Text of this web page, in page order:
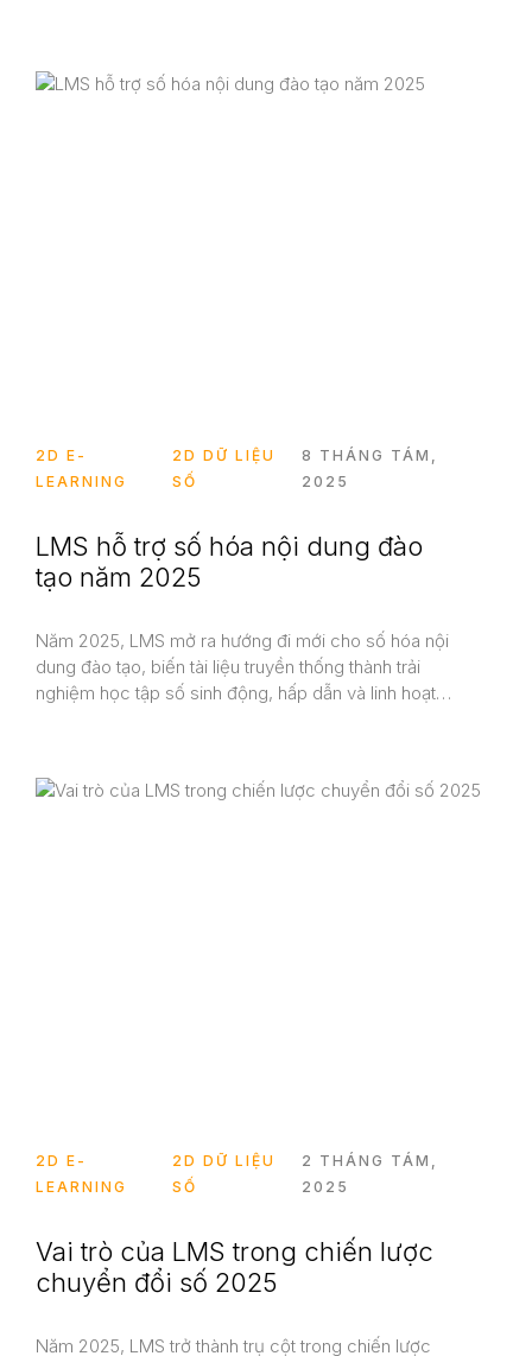
2D E-
LEARNING
2D DỮ LIỆU
SỐ
8 THÁNG TÁM,
2025
LMS hỗ trợ số hóa nội dung đào
tạo năm 2025
Năm 2025, LMS mở ra hướng đi mới cho số hóa nội
dung đào tạo, biến tài liệu truyền thống thành trải
nghiệm học tập số sinh động, hấp dẫn và linh hoạt…
2D E-
LEARNING
2D DỮ LIỆU
SỐ
2 THÁNG TÁM,
2025
Vai trò của LMS trong chiến lược
chuyển đổi số 2025
Năm 2025, LMS trở thành trụ cột trong chiến lược